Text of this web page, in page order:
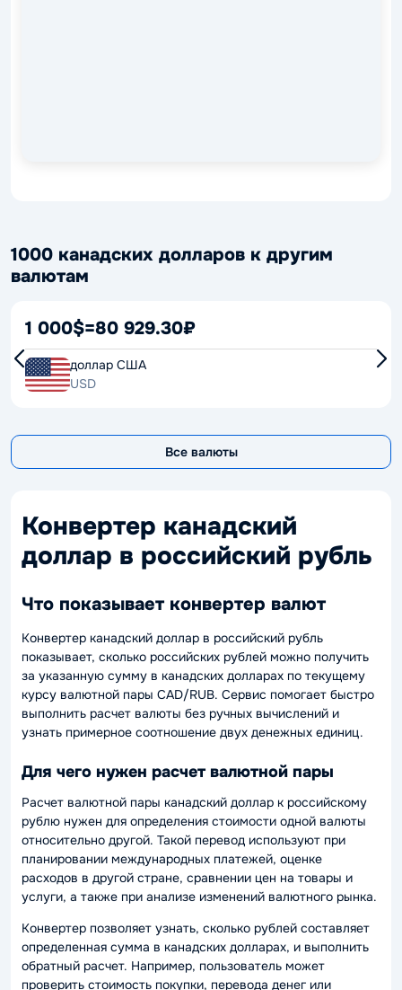
1000 канадских долларов к другим
валютам
1 000$=80 929.30₽
доллар США
USD
Все валюты
Конвертер канадский
доллар в российский рубль
Что показывает конвертер валют
Конвертер канадский доллар в российский рубль
показывает, сколько российских рублей можно получить
за указанную сумму в канадских долларах по текущему
курсу валютной пары CAD/RUB. Сервис помогает быстро
выполнить расчет валюты без ручных вычислений и
узнать примерное соотношение двух денежных единиц.
Для чего нужен расчет валютной пары
Расчет валютной пары канадский доллар к российскому
рублю нужен для определения стоимости одной валюты
относительно другой. Такой перевод используют при
планировании международных платежей, оценке
расходов в другой стране, сравнении цен на товары и
услуги, а также при анализе изменений валютного рынка.
Конвертер позволяет узнать, сколько рублей составляет
определенная сумма в канадских долларах, и выполнить
обратный расчет. Например, пользователь может
проверить стоимость покупки, перевода денег или